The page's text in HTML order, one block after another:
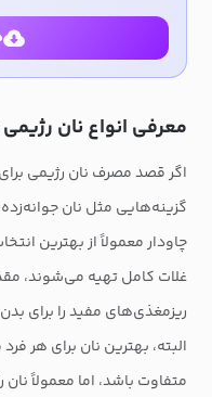
معرفی انواع نان
اگر قصد مصرف نان رژیمی
گزینه‌هایی مثل نان
چاودار معمولاً از بهترین
غلات کامل تهیه می‌شوند،
ریزمغذی‌های مفید را برای
البته، بهترین نان برای هر
متفاوت باشد، اما معمولاً